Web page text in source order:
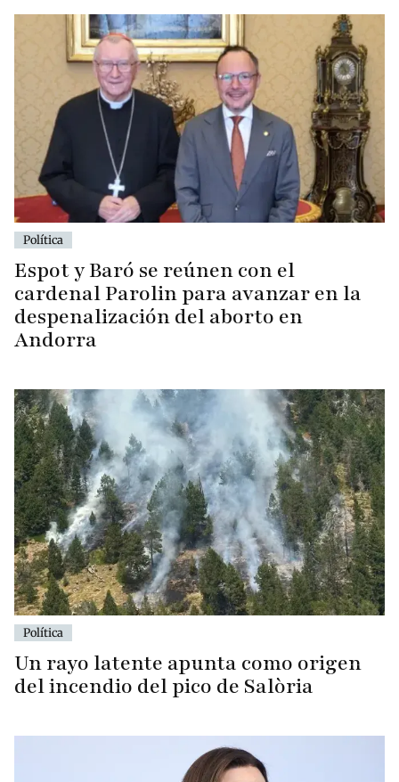
Política
Espot y Baró se reúnen con el
cardenal Parolin para avanzar en la
despenalización del aborto en
Andorra
Política
Un rayo latente apunta como origen
del incendio del pico de Salòria